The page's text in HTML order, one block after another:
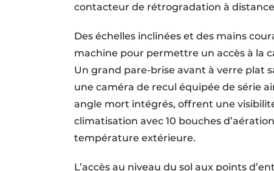
contacteur de rétrogradation à
Des échelles inclinées et des mains
machine pour permettre un accès à la
Un grand pare-brise avant à verre plat
une caméra de recul équipée de série
angle mort intégrés, offrent une
climatisation avec 10 bouches
température extérieure.
L’accès au niveau du sol aux points